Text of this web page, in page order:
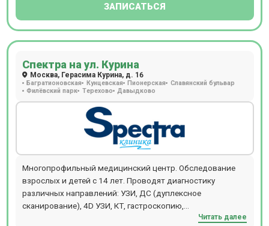
стоматологическом отделении есть отдельный рентген-
удобства наших пациентов врачи могут выехать на дом к
дому, лабораторная диагностика и даже УЗИ на дому.
ЗАПИСАТЬСЯ
Спектра на ул. Курина
Москва, Герасима Курина, д. 16
Багратионовская Кунцевская Пионерская Славянский бульвар
Филёвский парк Терехово Давыдково
Многопрофильный медицинский центр. Обследование
взрослых и детей с 14 лет. Проводят диагностику
различных направлений: УЗИ, ДС (дуплексное
сканирование), 4D УЗИ, КТ, гастроскопию,
Читать далее